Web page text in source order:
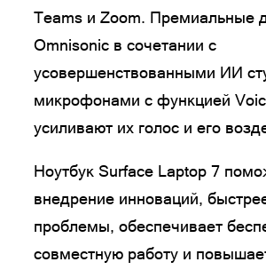
Teams и Zoom. Премиальные
Omnisonic в сочетании с
усовершенствованными ИИ
микрофонами с функцией
усиливают их голос и его
Ноутбук Surface Laptop 7
внедрение инноваций,
проблемы, обеспечивает
совместную работу и